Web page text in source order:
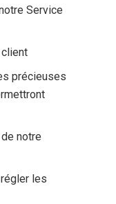
Service
précieuses
notre
les